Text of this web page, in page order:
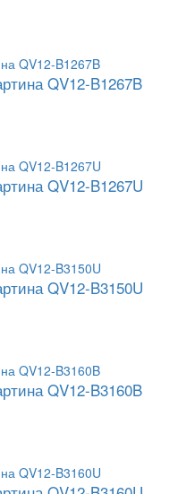
QV12-B1267B
QV12-B1267U
QV12-B3150U
QV12-B3160B